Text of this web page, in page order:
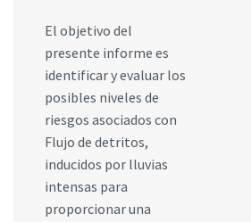
El objetivo del
presente informe es
identificar y evaluar los
posibles niveles de
riesgos asociados con
Flujo de detritos,
inducidos por lluvias
intensas para
proporcionar una